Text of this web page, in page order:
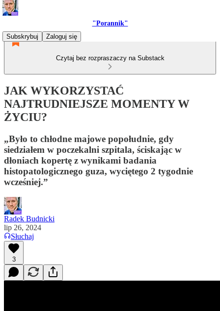
"Porannik"
Subskrybuj
Zaloguj się
Czytaj bez rozpraszaczy na Substack
JAK WYKORZYSTAĆ
NAJTRUDNIEJSZE MOMENTY W
ŻYCIU?
„Było to chłodne majowe popołudnie, gdy
siedziałem w poczekalni szpitala, ściskając w
dłoniach kopertę z wynikami badania
histopatologicznego guza, wyciętego 2 tygodnie
wcześniej.”
Radek Budnicki
lip 26, 2024
Słuchaj
3